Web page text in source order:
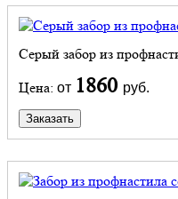
Серый забор из
Цена: от 1860 руб.
Заказать